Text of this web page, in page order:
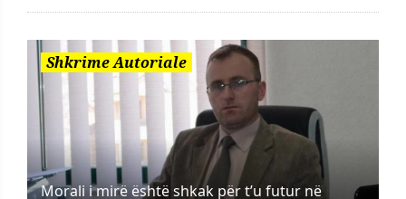
Shkrime Autoriale
Morali i mirë është shkak për t’u futur në